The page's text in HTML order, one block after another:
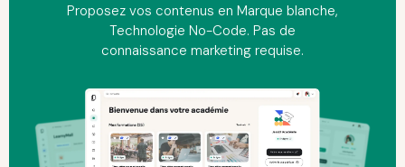
Proposez vos contenus en Marque blanche,
Technologie No-Code. Pas de
connaissance marketing requise.